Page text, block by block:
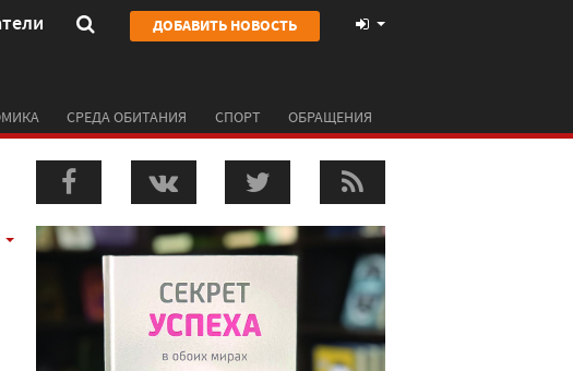
ДОБАВИТЬ НОВОСТЬ
СРЕДА ОБИТАНИЯ СПОРТ ОБРАЩЕНИЯ